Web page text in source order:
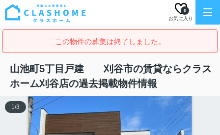
お気に入り
0
この物件の募集は終了しました。
山池町5丁目戸建 刈谷市の賃貸ならクラス
ホーム刈谷店の過去掲載物件情報
1/3